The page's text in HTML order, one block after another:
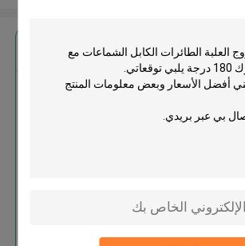
على افضل سعر ل
دائم الجانب خروج العلبة الطائرات
الكابل الشماعات مع العالمي
استمر